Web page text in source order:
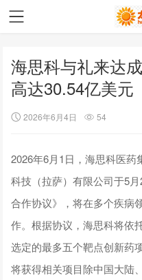
海思科与礼来达
高达30.54亿美元
2026年6月4日 54
2026年6月1日，海思科医
科技（拉萨）有限公司于5
合作协议》，将在多个疾病
作。根据协议，海思科将依
选定的最多五个靶点创新药
将获得相关项目除中国大陆